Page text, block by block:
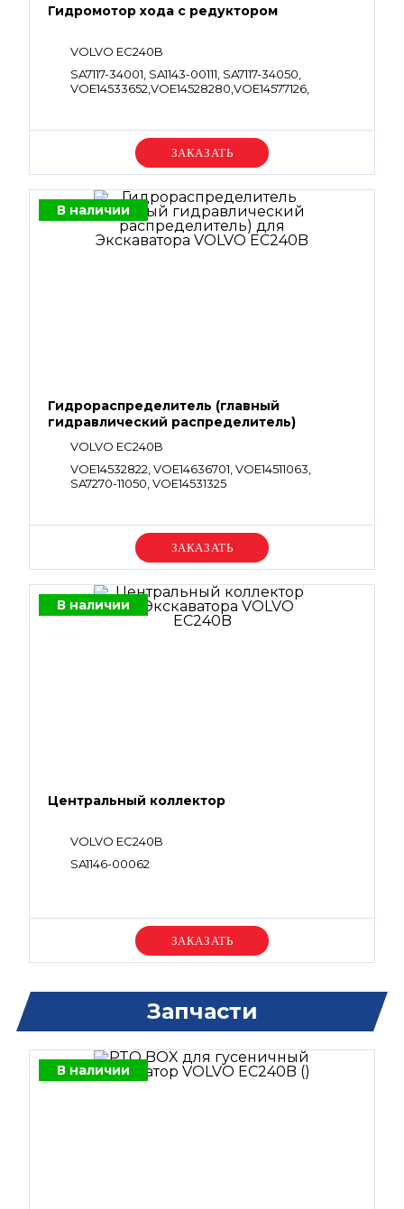
Гидромотор хода с редуктором
VOLVO EC240B
SA7117-34001, SA1143-00111, SA7117-34050,
VOE14533652,VOE14528280,VOE14577126,
Уточняйте цену
В наличии
Гидрораспределитель (главный
гидравлический распределитель)
VOLVO EC240B
VOE14532822, VOE14636701, VOE14511063,
SA7270-11050, VOE14531325
Уточняйте цену
В наличии
Центральный коллектор
VOLVO EC240B
SA1146-00062
Уточняйте цену
Запчасти
В наличии